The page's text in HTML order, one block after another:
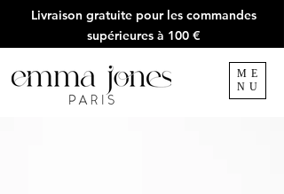
Livraison gratuite pour les commandes
supérieures à 100 €
ME
NU